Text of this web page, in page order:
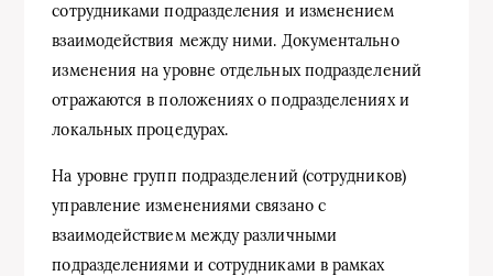
сотрудниками подразделения и изменением
взаимодействия между ними. Документально
изменения на уровне отдельных подразделений
отражаются в положениях о подразделениях и
локальных процедурах.
На уровне групп подразделений (сотрудников)
управление изменениями связано с
взаимодействием между различными
подразделениями и сотрудниками в рамках